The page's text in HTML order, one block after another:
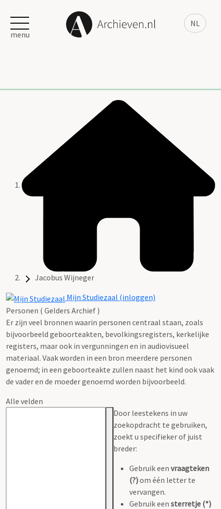
NL
menu
Jacobus Wijneger
Mijn Studiezaal (inloggen)
Personen ( Gelders Archief )
Er zijn veel bronnen waarin personen centraal staan, zoals
bijvoorbeeld geboorteakten, bevolkingsregisters, kerkelijke
registers, maar ook in vergunningen en in audiovisueel
materiaal. Vaak worden in een bron meerdere personen
genoemd; in een geboorteakte zullen naast het kind ook vaak
de vader en de moeder genoemd worden bijvoorbeeld.
Alle velden
Door leestekens in uw
zoekopdracht te gebruiken,
zoekt u specifieker of juist
breder:
Gebruik een vraagteken
(?)om één letter te
vervangen.
Gebruik een sterretje (*)